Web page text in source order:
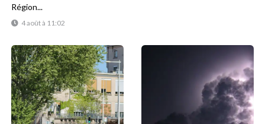
4 août à 11:02
Région...